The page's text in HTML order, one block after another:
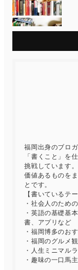
福岡出身のブロガ
「書くこと」を
挑戦しています。
価値あるものを
とです。
【書いているテー
・社会人のため
・英語の基礎基
書、アプリなど
・福岡博多のお
・福岡のグルメ
・人生ミニマル
・趣味の一口馬主